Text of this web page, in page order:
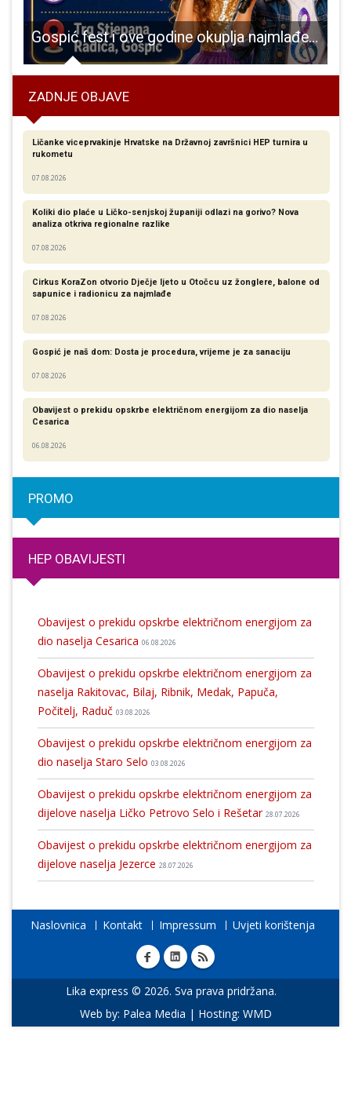
Gospić fest i ove godine okuplja najmlađe glazbene talente
ZADNJE OBJAVE
Ličanke viceprvakinje Hrvatske na Državnoj završnici HEP turnira u
rukometu
07.08.2026
Koliki dio plaće u Ličko-senjskoj županiji odlazi na gorivo? Nova
analiza otkriva regionalne razlike​
07.08.2026
Cirkus KoraZon otvorio Dječje ljeto u Otočcu uz žonglere, balone od
sapunice i radionicu za najmlađe
07.08.2026
Gospić je naš dom: Dosta je procedura, vrijeme je za sanaciju
07.08.2026
Obavijest o prekidu opskrbe električnom energijom za dio naselja
Cesarica
06.08.2026
PROMO
HEP OBAVIJESTI
Obavijest o prekidu opskrbe električnom energijom za
dio naselja Cesarica 06.08.2026
Obavijest o prekidu opskrbe električnom energijom za
naselja Rakitovac, Bilaj, Ribnik, Medak, Papuča,
Počitelj, Raduč 03.08.2026
Obavijest o prekidu opskrbe električnom energijom za
dio naselja Staro Selo 03.08.2026
Obavijest o prekidu opskrbe električnom energijom za
dijelove naselja Ličko Petrovo Selo i Rešetar 28.07.2026
Obavijest o prekidu opskrbe električnom energijom za
dijelove naselja Jezerce 28.07.2026
Naslovnica Kontakt Impressum Uvjeti korištenja
Lika express © 2026. Sva prava pridržana.
Web by: Palea Media | Hosting: WMD